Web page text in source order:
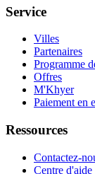
Service
Villes
Partenaires
Programme
Offres
M'Khyer
Paiement en
Ressources
Contactez-
Centre d'aide